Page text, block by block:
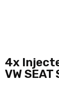
4x
VW SEAT